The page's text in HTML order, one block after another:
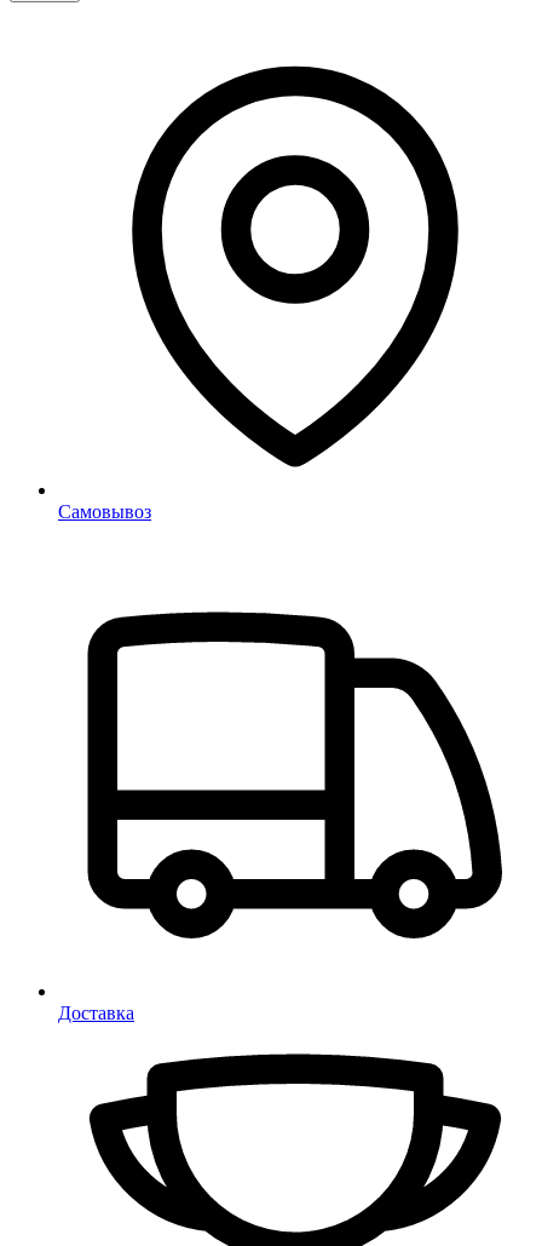
Самовывоз
Доставка